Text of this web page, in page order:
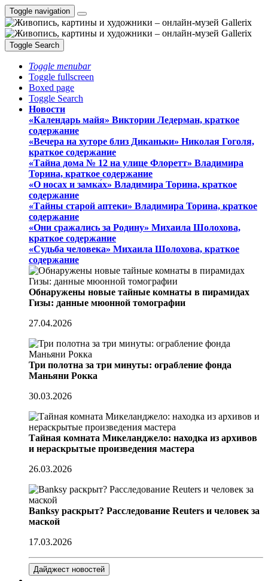
Toggle navigation
Toggle Search
Toggle menubar
Toggle fullscreen
Boxed page
Toggle Search
Новости
«Календарь майя» Виктории Ледерман, краткое
содержание
«Вечера на хуторе близ Диканьки» Николая Гоголя,
краткое содержание
«Тайна дома № 12 на улице Флоретт» Владимира
Торина, краткое содержание
«О носах и замка́х» Владимира Торина, краткое
содержание
«Тайны старой аптеки» Владимира Торина, краткое
содержание
«Они сражались за Родину» Михаила Шолохова,
краткое содержание
«Судьба человека» Михаила Шолохова, краткое
содержание
Обнаружены новые тайные комнаты в пирамидах
Гизы: данные мюонной томографии
27.04.2026
Три полотна за три минуты: ограбление фонда
Маньяни Рокка
30.03.2026
Тайная комната Микеланджело: находка из архивов
и нераскрытые произведения мастера
26.03.2026
Banksy раскрыт? Расследование Reuters и человек за
маской
17.03.2026
Дайджест новостей